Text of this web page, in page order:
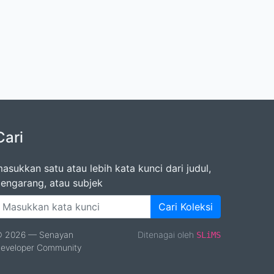
satu atau lebih kata kunci dari judul,
atau subjek
Cari Koleksi
2026 — Senayan
Community
Ditenagai oleh SLiMS